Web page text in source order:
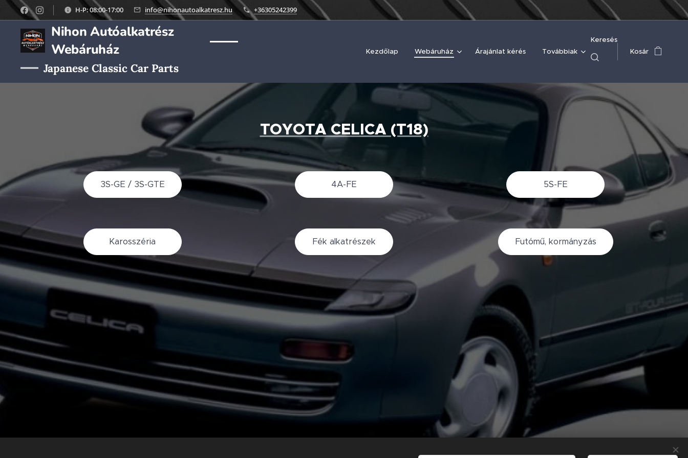
H-P: 08:00-17:00 info@nihonautoalkatresz.hu +36305242399
Nihon Autóalkatrész
Webáruház
Japanese Classic Car Parts
Kezdőlap Webáruház Árajánlat kérés Továbbiak
Keresés
Kosár
TOYOTA CELICA (T18)
3S-GE / 3S-GTE
Karosszéria
4A-FE
Fék alkatrészek
5S-FE
Futómű, kormányzás